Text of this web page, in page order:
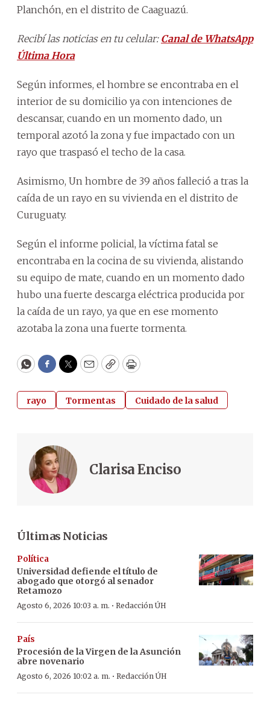
Planchón, en el distrito de Caaguazú.
Recibí las noticias en tu celular: Canal de WhatsApp
Última Hora
Según informes, el hombre se encontraba en el
interior de su domicilio ya con intenciones de
descansar, cuando en un momento dado, un
temporal azotó la zona y fue impactado con un
rayo que traspasó el techo de la casa.
Asimismo, Un hombre de 39 años falleció a tras la
caída de un rayo en su vivienda en el distrito de
Curuguaty.
Según el informe policial, la víctima fatal se
encontraba en la cocina de su vivienda, alistando
su equipo de mate, cuando en un momento dado
hubo una fuerte descarga eléctrica producida por
la caída de un rayo, ya que en ese momento
azotaba la zona una fuerte tormenta.
WhatsApp
Facebook
Twitter
EmailCopyPrint
rayo Tormentas Cuidado de la salud
Clarisa Enciso
Últimas Noticias
Política
Universidad defiende el título de
abogado que otorgó al senador
Retamozo
Agosto 6, 2026 10:03 a. m. · Redacción ÚH
País
Procesión de la Virgen de la Asunción
abre novenario
Agosto 6, 2026 10:02 a. m. · Redacción ÚH